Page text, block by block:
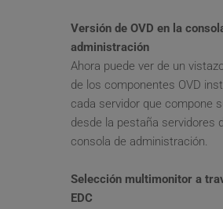
Versión de OVD en la
administración
Ahora puede ver de un
de los componentes OVD
cada servidor que compone
desde la pestaña servidores
consola de administración.
Selección multimonitor a
EDC